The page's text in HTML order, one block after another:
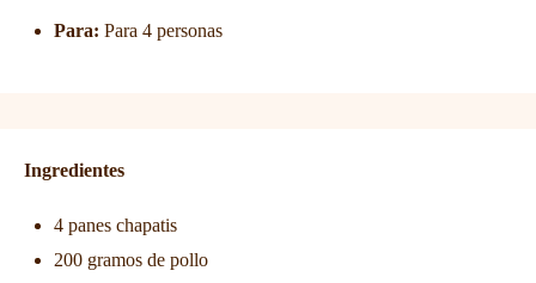
Para: Para 4 personas
Ingredientes
4 panes chapatis
200 gramos de pollo